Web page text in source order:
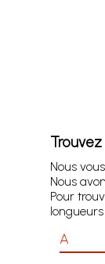
Nous
Nous
Pour
A